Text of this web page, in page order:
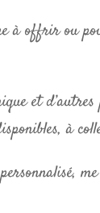
à offrir ou
et d’autres
à